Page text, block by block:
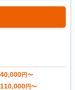
40,000円〜
110,000円〜